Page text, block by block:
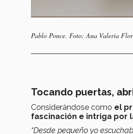
Pablo Ponce. Foto: Ana Valeria
Tocando puertas,
Considerándose como el
fascinación e intriga por
“Desde pequeño yo